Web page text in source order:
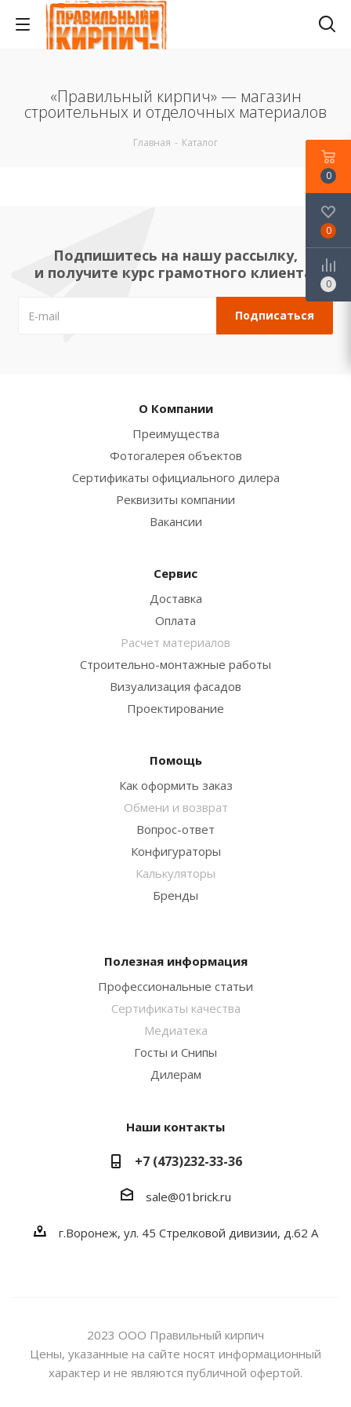
«Правильный кирпич» — магазин
строительных и отделочных материалов
Главная - Каталог
Подпишитесь на нашу рассылку,
и получите курс грамотного клиента!
О Компании
Преимущества
Фотогалерея объектов
Сертификаты официального дилера
Реквизиты компании
Вакансии
Сервис
Доставка
Оплата
Расчет материалов
Строительно-монтажные работы
Визуализация фасадов
Проектирование
Помощь
Как оформить заказ
Обмени и возврат
Вопрос-ответ
Конфигураторы
Калькуляторы
Бренды
Полезная информация
Профессиональные статьи
Сертификаты качества
Медиатека
Госты и Снипы
Дилерам
Наши контакты
+7 (473)232-33-36
sale@01brick.ru
г.Воронеж, ул. 45 Стрелковой дивизии, д.62 А
2023 ООО Правильный кирпич
Цены, указанные на сайте носят информационный
характер и не являются публичной офертой.
0
0
0